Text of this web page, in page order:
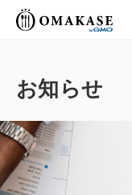
お知らせ